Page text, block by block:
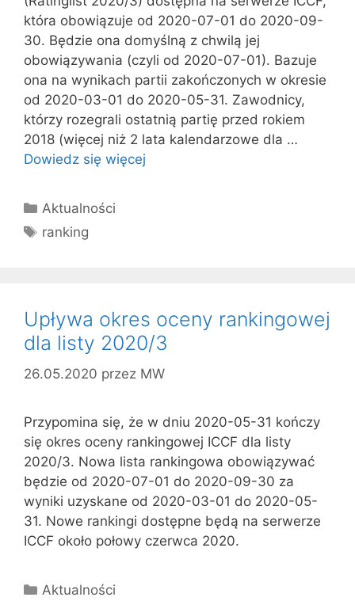
która obowiązuje od 2020-07-01 do 2020-09-
30. Będzie ona domyślną z chwilą jej
obowiązywania (czyli od 2020-07-01). Bazuje
ona na wynikach partii zakończonych w okresie
od 2020-03-01 do 2020-05-31. Zawodnicy,
którzy rozegrali ostatnią partię przed rokiem
2018 (więcej niż 2 lata kalendarzowe dla …
Dowiedz się więcej
Kategorie
Aktualności
Tagi
ranking
Upływa okres oceny rankingowej
dla listy 2020/3
26.05.2020 przez MW
Przypomina się, że w dniu 2020-05-31 kończy
się okres oceny rankingowej ICCF dla listy
2020/3. Nowa lista rankingowa obowiązywać
będzie od 2020-07-01 do 2020-09-30 za
wyniki uzyskane od 2020-03-01 do 2020-05-
31. Nowe rankingi dostępne będą na serwerze
ICCF około połowy czerwca 2020.
Kategorie
Aktualności